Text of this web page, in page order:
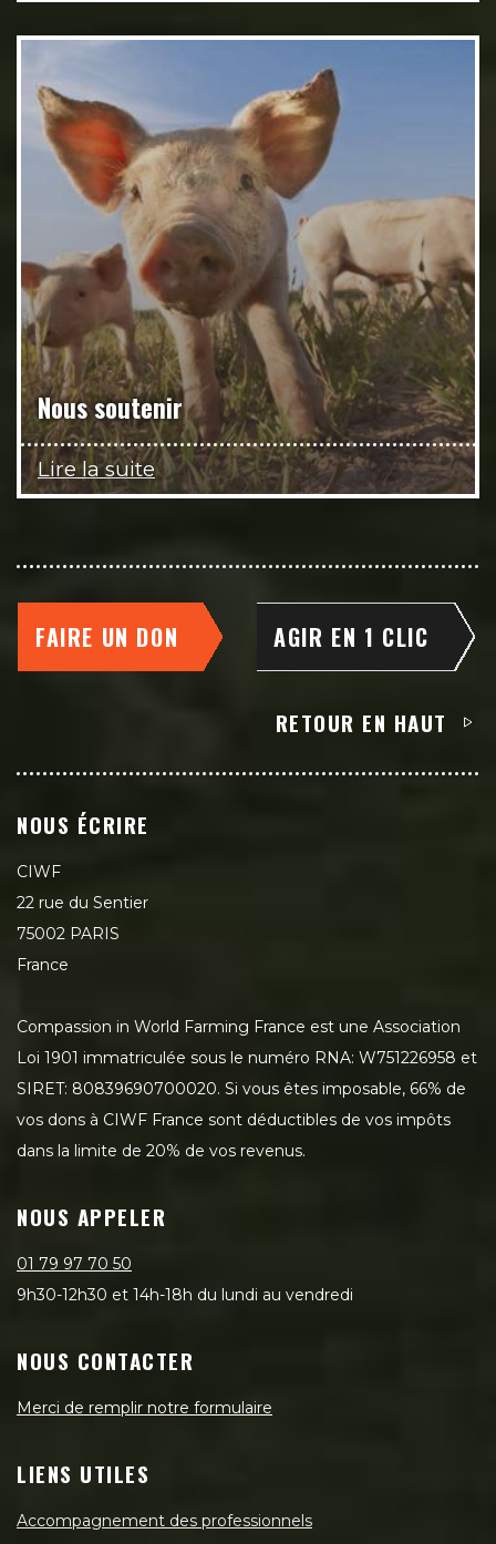
Nous soutenir
Lire la suite
FAIRE UN DON AGIR EN 1 CLIC
RETOUR EN HAUT
NOUS ÉCRIRE
CIWF
22 rue du Sentier
75002 PARIS
France
Compassion in World Farming France est une Association
Loi 1901 immatriculée sous le numéro RNA: W751226958 et
SIRET: 80839690700020. Si vous êtes imposable, 66% de
vos dons à CIWF France sont déductibles de vos impôts
dans la limite de 20% de vos revenus.
NOUS APPELER
01 79 97 70 50
9h30-12h30 et 14h-18h du lundi au vendredi
NOUS CONTACTER
Merci de remplir notre formulaire
LIENS UTILES
Accompagnement des professionnels